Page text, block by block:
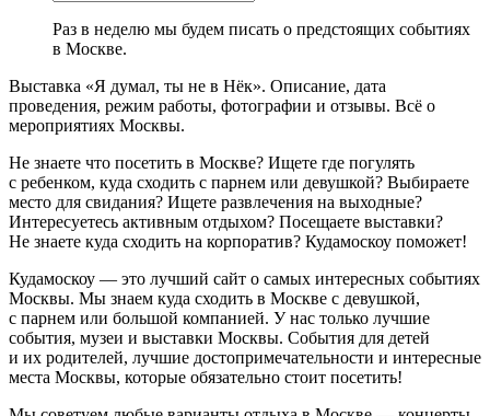
Раз в неделю мы будем писать о предстоящих событиях
в Москве.
Выставка «Я думал, ты не в Нёк». Описание, дата
проведения, режим работы, фотографии и отзывы. Всё о
мероприятиях Москвы.
Не знаете что посетить в Москве? Ищете где погулять
с ребенком, куда сходить с парнем или девушкой? Выбираете
место для свидания? Ищете развлечения на выходные?
Интересуетесь активным отдыхом? Посещаете выставки?
Не знаете куда сходить на корпоратив? Кудамоскоу поможет!
Кудамоскоу — это лучший сайт о самых интересных событиях
Москвы. Мы знаем куда сходить в Москве с девушкой,
с парнем или большой компанией. У нас только лучшие
события, музеи и выставки Москвы. События для детей
и их родителей, лучшие достопримечательности и интересные
места Москвы, которые обязательно стоит посетить!